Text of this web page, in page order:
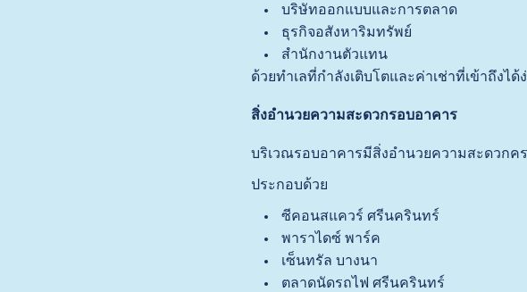
บริษัทออกแบบและการตลาด
ธุรกิจอสังหาริมทรัพย์
สำนักงานตัวแทน
ด้วยทำเลที่กำลังเติบโตและค่าเช่าที่เข้าถึงไ
สิ่งอำนวยความสะดวกรอบอาคาร
บริเวณรอบอาคารมีสิ่งอำนวยความสะดวก
ประกอบด้วย
ซีคอนสแควร์ ศรีนครินทร์
พาราไดซ์ พาร์ค
เซ็นทรัล บางนา
ตลาดนัดรถไฟ ศรีนครินทร์